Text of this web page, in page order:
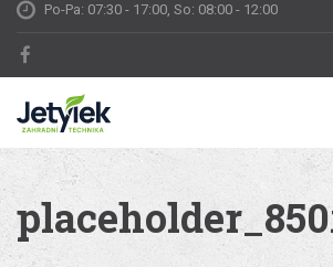
Po-Pa: 07:30 - 17:00, So: 08:00 - 12:00